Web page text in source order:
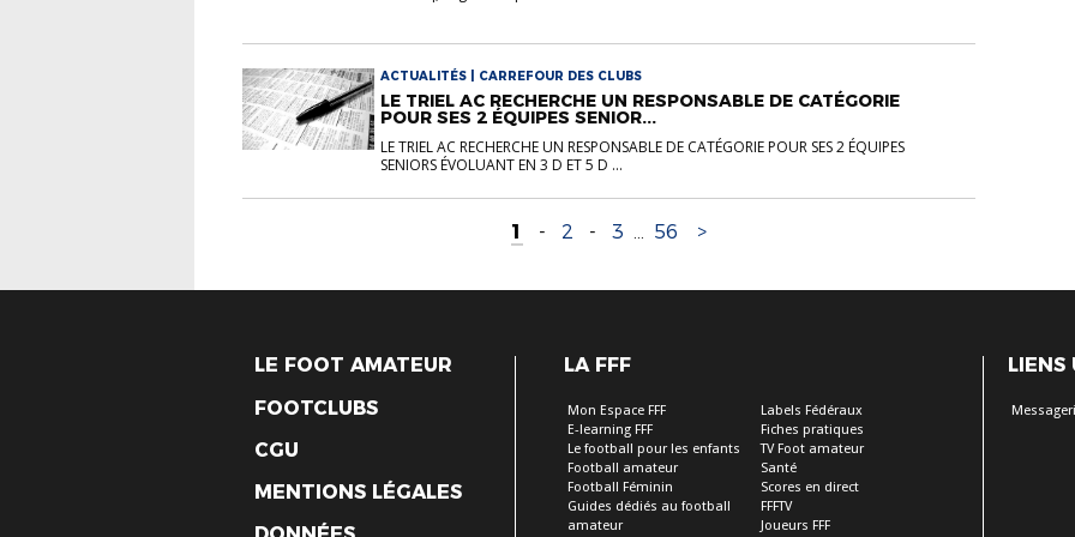
ACTUALITÉS | CARREFOUR DES CLUBS
LE TRIEL AC RECHERCHE UN RESPONSABLE DE CATÉGORIE
POUR SES 2 ÉQUIPES SENIOR...
LE TRIEL AC RECHERCHE UN RESPONSABLE DE CATÉGORIE POUR SES 2 ÉQUIPES
SENIORS ÉVOLUANT EN 3 D ET 5 D ...
1 - 2 - 3 ... 56 >
LE FOOT AMATEUR
FOOTCLUBS
CGU
MENTIONS LÉGALES
LA FFF
Mon Espace FFF
E-learning FFF
Le football pour les enfants
Football amateur
Football Féminin
Guides dédiés au football
amateur
Labels Fédéraux
Fiches pratiques
TV Foot amateur
Santé
Scores en direct
FFFTV
Joueurs FFF
LIENS